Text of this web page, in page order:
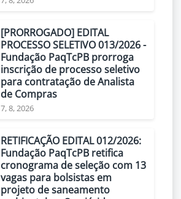
[PRORROGADO] EDITAL
PROCESSO SELETIVO 013/2026 -
Fundação PaqTcPB prorroga
inscrição de processo seletivo
para contratação de Analista
de Compras
7, 8, 2026
RETIFICAÇÃO EDITAL 012/2026:
Fundação PaqTcPB retifica
cronograma de seleção com 13
vagas para bolsistas em
projeto de saneamento